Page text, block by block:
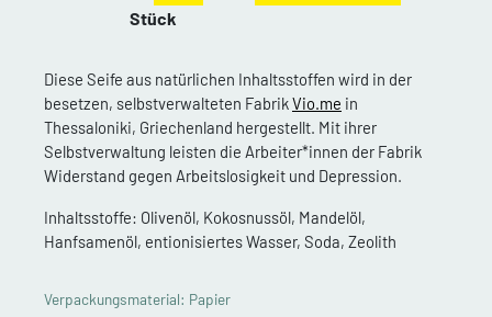
Stück
Diese Seife aus natürlichen Inhaltsstoffen wird in der
besetzen, selbstverwalteten FabrikVio.me in
Thessaloniki, Griechenland hergestellt. Mit ihrer
Selbstverwaltung leisten die Arbeiter*innen der Fabrik
Widerstand gegen Arbeitslosigkeit und Depression.
Inhaltsstoffe: Olivenöl, Kokosnussöl, Mandelöl,
Hanfsamenöl, entionisiertes Wasser, Soda, Zeolith
Verpackungsmaterial: Papier